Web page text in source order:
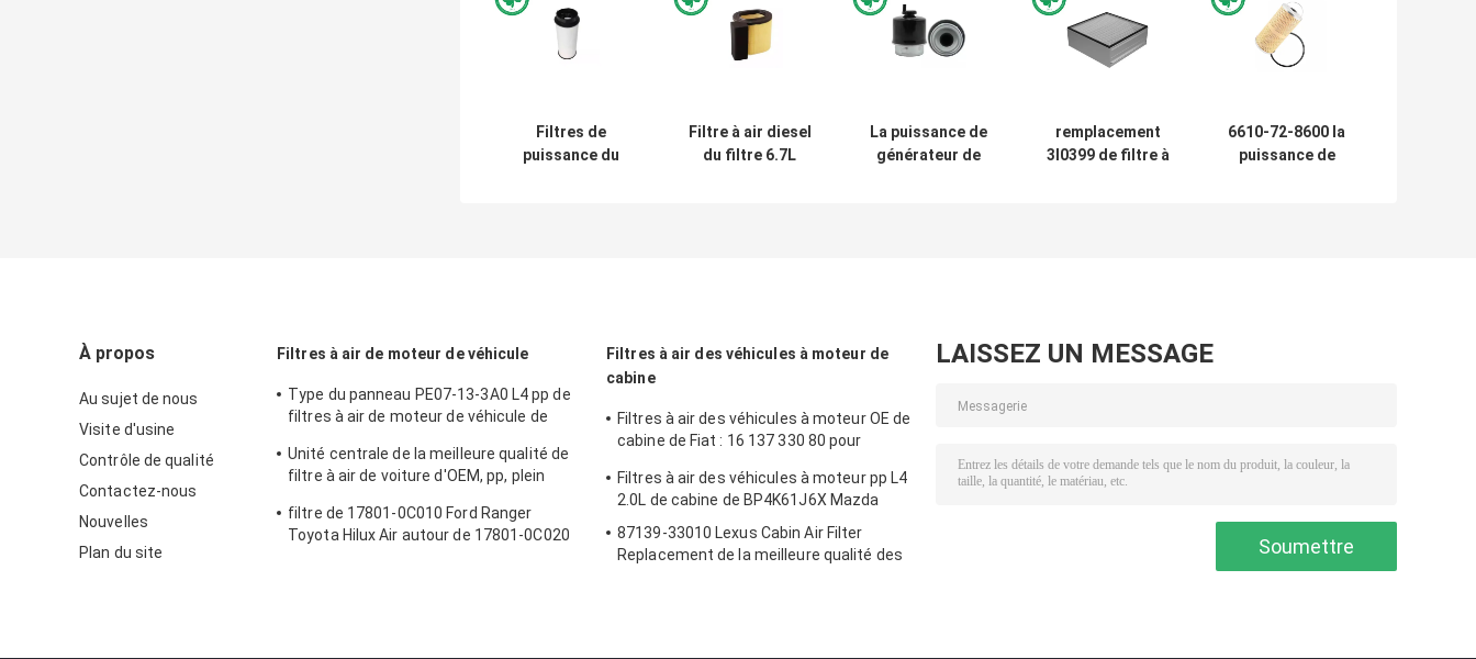
Filtres de
puissance du
Filtre à air diesel
du filtre 6.7L
La puissance de
générateur de
remplacement
3I0399 de filtre à
6610-72-8600 la
puissance de
À propos
Au sujet de nous
Visite d'usine
Contrôle de qualité
Contactez-nous
Nouvelles
Plan du site
Filtres à air de moteur de véhicule
Type du panneau PE07-13-3A0 L4 pp de
filtres à air de moteur de véhicule de
Unité centrale de la meilleure qualité de
filtre à air de voiture d'OEM, pp, plein
filtre de 17801-0C010 Ford Ranger
Toyota Hilux Air autour de 17801-0C020
Filtres à air des véhicules à moteur de
cabine
Filtres à air des véhicules à moteur OE de
cabine de Fiat : 16 137 330 80 pour
Filtres à air des véhicules à moteur pp L4
2.0L de cabine de BP4K61J6X Mazda
87139-33010 Lexus Cabin Air Filter
Replacement de la meilleure qualité des
LAISSEZ UN MESSAGE